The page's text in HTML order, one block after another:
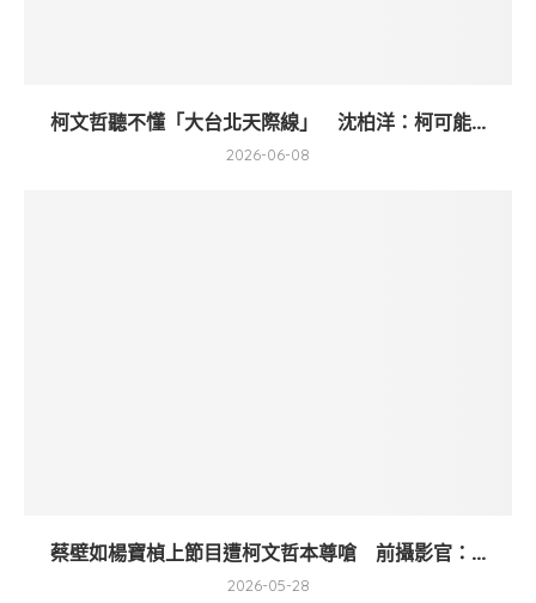
柯文哲聽不懂「大台北天際線」 沈柏洋：柯可能...
2026-06-08
蔡壁如楊寶楨上節目遭柯文哲本尊嗆 前攝影官：...
2026-05-28